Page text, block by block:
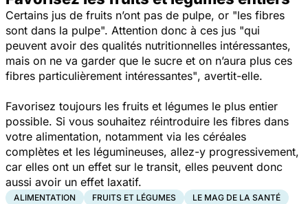
Certains jus de fruits n’ont pas de pulpe, or "les fibres
sont dans la pulpe". Attention donc à ces jus "qui
peuvent avoir des qualités nutritionnelles intéressantes,
mais on ne va garder que le sucre et on n’aura plus ces
fibres particulièrement intéressantes", avertit-elle.
Favorisez toujours les fruits et légumes le plus entier
possible. Si vous souhaitez réintroduire les fibres dans
votre alimentation, notamment via les céréales
complètes et les légumineuses, allez-y progressivement,
car elles ont un effet sur le transit, elles peuvent donc
aussi avoir un effet laxatif.
ALIMENTATION FRUITS ET LÉGUMES
LE MAG DE LA SANTÉ